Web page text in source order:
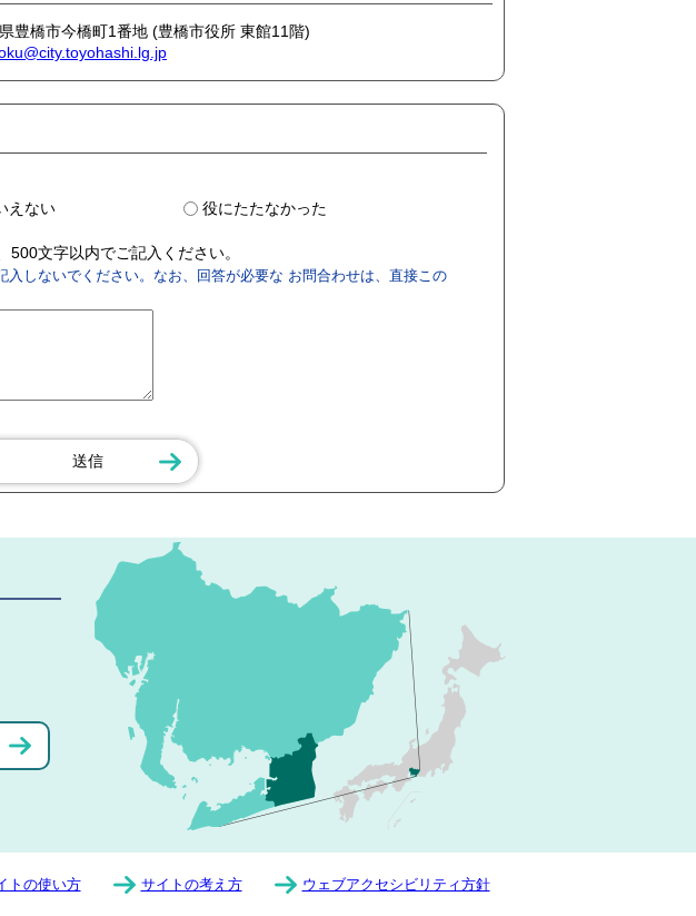
豊橋市今橋町1番地 (豊橋市役所 東館11階)
えない 役にたたなかった
500文字以内でご記入ください。
入しないでください。なお、回答が必要な お問合わせは、直接この
トの使い方 サイトの考え方 ウェブアクセシビリティ方針